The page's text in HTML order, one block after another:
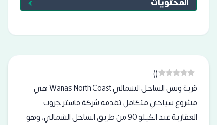
المحتويات
(
)
قرية ونس الساحل الشمالي Wanas North Coast هي
مشروع سياحي متكامل تقدمه شركة ماستر جروب
العقارية عند الكيلو 90 من طريق الساحل الشمالي، وهو